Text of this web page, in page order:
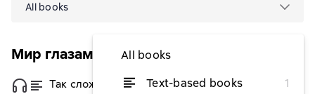
All books
All books
Text-based books
1
Мир глазами путешественников
Так сложились звезды. Как
from $7.41